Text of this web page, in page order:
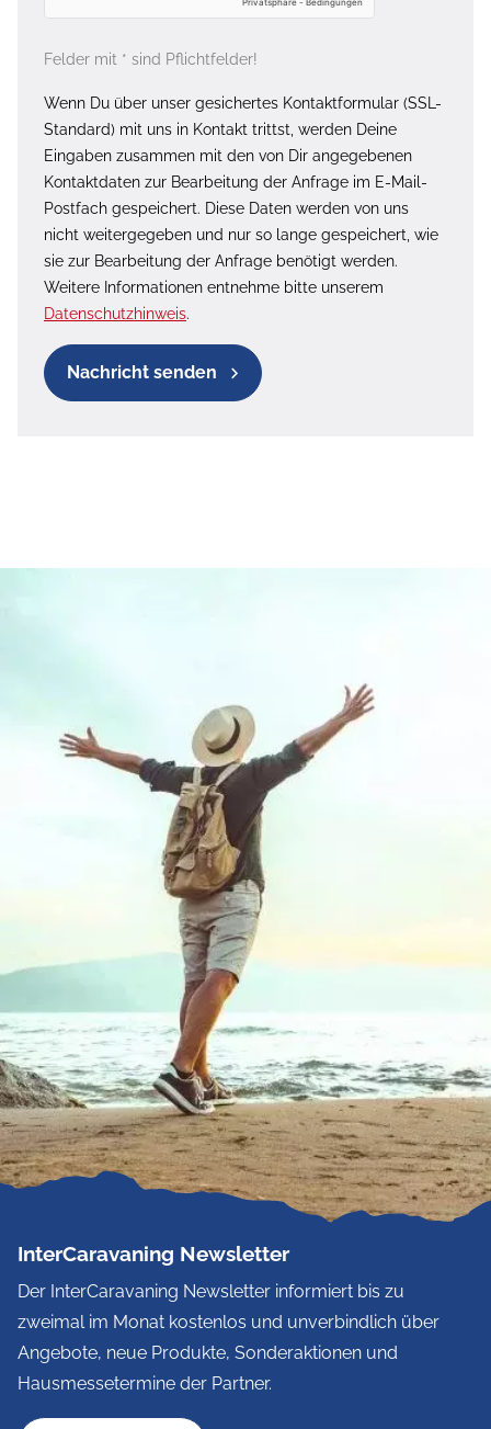
Felder mit * sind Pflichtfelder!
Wenn Du über unser gesichertes Kontaktformular (SSL-
Standard) mit uns in Kontakt trittst, werden Deine
Eingaben zusammen mit den von Dir angegebenen
Kontaktdaten zur Bearbeitung der Anfrage im E-Mail-
Postfach gespeichert. Diese Daten werden von uns
nicht weitergegeben und nur so lange gespeichert, wie
sie zur Bearbeitung der Anfrage benötigt werden.
Weitere Informationen entnehme bitte unserem
Datenschutzhinweis.
Nachricht senden
InterCaravaning Newsletter
Der InterCaravaning Newsletter informiert bis zu
zweimal im Monat kostenlos und unverbindlich über
Angebote, neue Produkte, Sonderaktionen und
Hausmessetermine der Partner.